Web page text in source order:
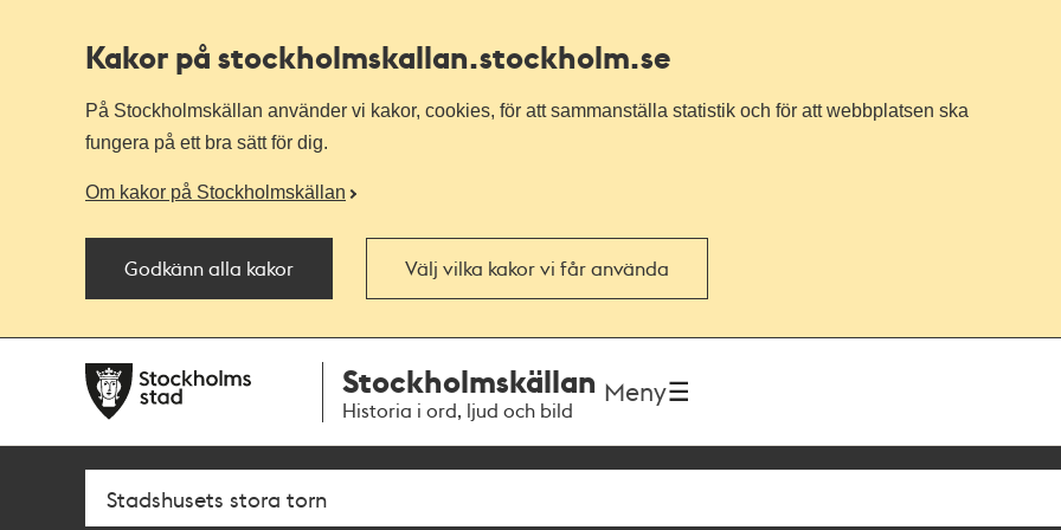
Kakor på stockholmskallan.stockholm.se
På Stockholmskällan använder vi kakor, cookies, för att sammanställa statistik och för att webbplatsen ska
fungera på ett bra sätt för dig.
Om kakor på Stockholmskällan
Godkänn alla kakor Välj vilka kakor vi får använda
navigationen
huvudinnehållet
Stockholmskällan
Historia i ord, ljud och bild
Meny
Sök